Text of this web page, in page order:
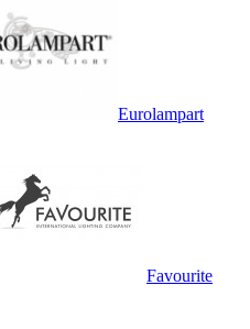
Eurolampart
Favourite